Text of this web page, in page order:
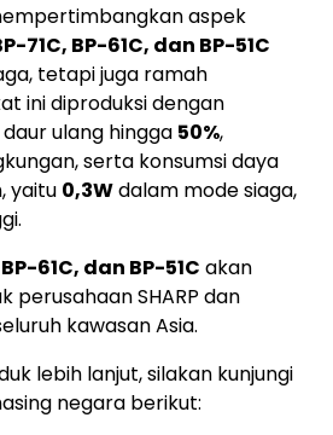
aspek
71C, BP-61C, dan BP-51C
tetapi juga ramah
ini diproduksi dengan
ulang hingga 50%,
serta konsumsi daya
yaitu 0,3Wdalam mode siaga,
61C, dan BP-51C akan
perusahaan SHARP dan
kawasan Asia.
lebih lanjut, silakan kunjungi
negara berikut: